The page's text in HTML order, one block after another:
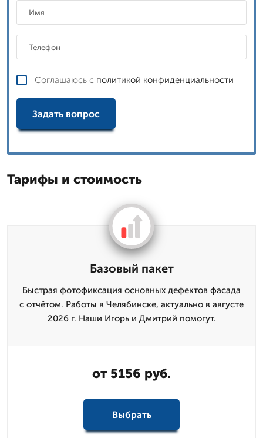
Соглашаюсь с политикой конфиденциальности
Задать вопрос
Тарифы и стоимость
Базовый пакет
Быстрая фотофиксация основных дефектов фасада
с отчётом. Работы в Челябинске, актуально в августе
2026 г. Наши Игорь и Дмитpий помогут.
от 5156 руб.
Выбрать